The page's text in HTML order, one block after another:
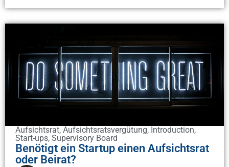
Aufsichtsrat, Aufsichtsratsvergütung, Introduction,
Start-ups, Supervisory Board
Benötigt ein Startup einen Aufsichtsrat
oder Beirat?